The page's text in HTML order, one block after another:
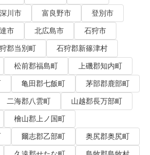
深川市 富良野市
登別市
市 北広島市
石狩市
郡当別町
石狩郡新篠津村
松前郡福島町
上磯郡知内町
亀田郡七飯町
茅部郡鹿部町
二海郡八雲町
山越郡長万部町
檜山郡上ノ国町
爾志郡乙部町
奥尻郡奥尻町